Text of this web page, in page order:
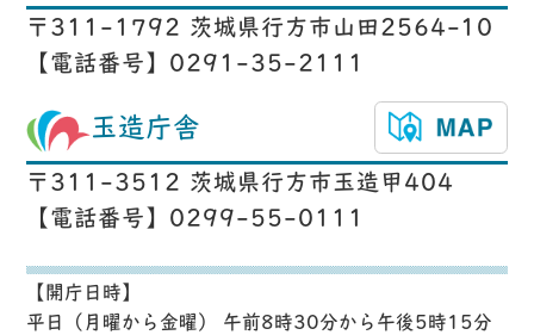
〒311-1792 茨城県行方市山田2564-10
【電話番号】0291-35-2111
玉造庁舎
〒311-3512 茨城県行方市玉造甲404
【電話番号】0299-55-0111
【開庁日時】
平日（月曜から金曜） 午前8時30分から午後5時15分